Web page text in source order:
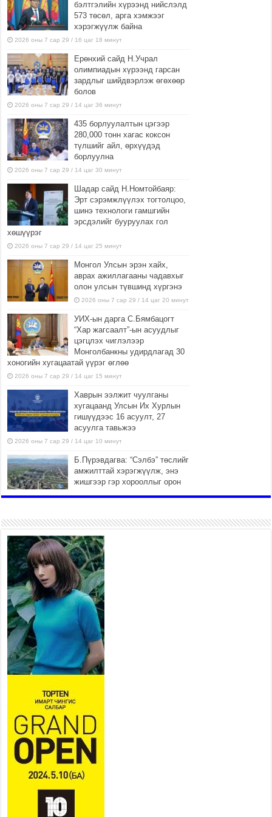
бэлтгэлийн хүрээнд нийслэлд
573 төсөл, арга хэмжээг
хэрэгжүүлж байна
2026 оны 7 сар 29 / 16 цаг 18 минут
Ерөнхий сайд Н.Учрал
олимпиадын хүрээнд гарсан
зардлыг шийдвэрлэж өгөхөөр
болов
2026 оны 7 сар 29 / 14 цаг 36 минут
435 борлуулалтын цэгээр
280,000 тонн хагас коксон
түлшийг айл, өрхүүдэд
борлуулна
2026 оны 7 сар 29 / 14 цаг 30 минут
Шадар сайд Н.Номтойбаяр:
Эрт сэрэмжлүүлэх тогтолцоо,
шинэ технологи гамшгийн
эрсдэлийг бууруулах гол
хөшүүрэг
2026 оны 7 сар 29 / 14 цаг 25 минут
Монгол Улсын эрэн хайх,
аврах ажиллагааны чадавхыг
олон улсын түвшинд хүргэнэ
2026 оны 7 сар 29 / 14 цаг 20 минут
УИХ-ын дарга С.Бямбацогт
“Хар жагсаалт”-ын асуудлыг
цэгцлэх чиглэлээр
Монголбанкны удирдлагад 30
хоногийн хугацаатай үүрэг өглөө
2026 оны 7 сар 29 / 14 цаг 15 минут
Хаврын ээлжит чуулганы
хугацаанд Улсын Их Хурлын
гишүүдээс 16 асуулт, 27
асуулга тавьжээ
2026 оны 7 сар 29 / 14 цаг 10 минут
Б.Пүрэвдагва: “Сэлбэ” төслийг
амжилттай хэрэгжүүлж, энэ
жишгээр гэр хорооллыг орон
Иргэд нийгмийн харилцаа,
хөдөлмөр эрхлэхэд
тулгамдаж буй асуудлаа УИХ-
ын гишүүнд уламжиллаа
2026 оны 7 сар 29 / 9 цаг 52 минут
“СМАРТ СЭЛБЭ СИТИ”-Г
ЗОРИЛТОТ БҮЛЭГТ ХҮРГЭХ
ХҮРЭЭНД МКВ-ИЙН ҮНИЙГ
БУУЛГАХ ҮҮРЭГ ӨГӨВ
2026 оны 7 сар 28 / 16 цаг 47 минут
Эдийн засгийн эрх чөлөөний тухай хуулийн үр
дүнд хөрөнгө оруулалтын таатай орчин бүрдэнэ
Нийгмийн чиглэлийн төслүүдийн санхүүжилтэд
хийгдэж буй шалгалтын улмаас сургуулийн
бүтээн байгуулалтын төслийн ашиглалтад орох
хугацаа хойшилж байна
2026 оны 7 сар 28 / 14 цаг 33 минут
Хан-Уул дүүргийн 4 дүгээр хороонд баригдсан
960 хүүхдийн хүчин чадалтай сургуулийн
2026 оны 7 сар 28 / 14 цаг 29 минут